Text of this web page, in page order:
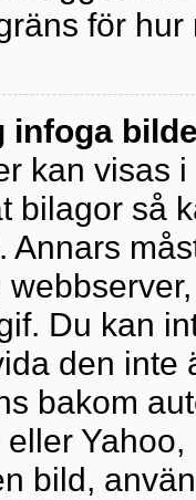
för
infoga
kan visas
bilagor så
Annars
Du kan
den inte
bakom
eller
bild,